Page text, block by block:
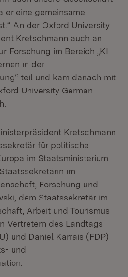
er eine gemeinsame
An der Oxford University
Kretschmann auch an
Forschung im Bereich „KI
in der
teil und kam danach mit
University German
Kretschmann
für politische
im Staatsministerium
im
Forschung und
dem Staatssekretär im
Arbeit und Tourismus
Vertretern des Landtags
und Daniel Karrais (FDP)
und